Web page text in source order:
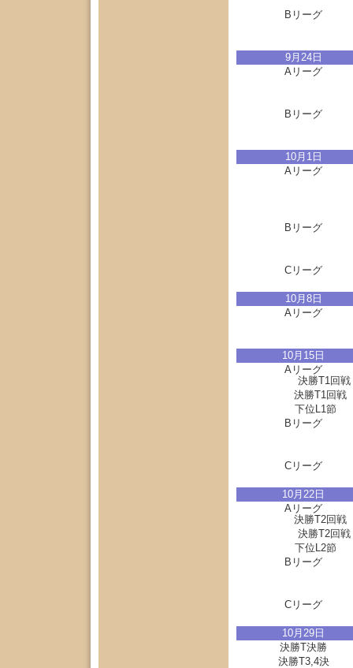
Bリーグ
9月24日
Aリーグ
Bリーグ
10月1日
Aリーグ
Bリーグ
Cリーグ
10月8日
Aリーグ
10月15日
Aリーグ
決勝T1回戦
決勝T1回
下位L1節
Bリーグ
Cリーグ
10月22日
Aリーグ
決勝T2回戦
決勝T2回戦
下位L2節
Bリーグ
Cリーグ
10月29日
決勝T決勝
決勝T3,4決